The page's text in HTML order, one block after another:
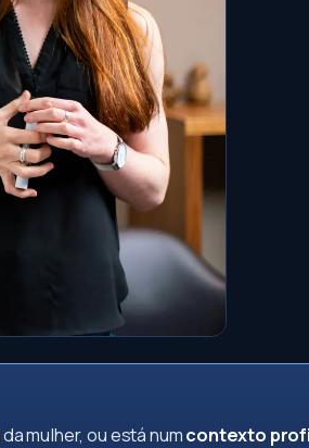
da mulher, ou está numcontexto